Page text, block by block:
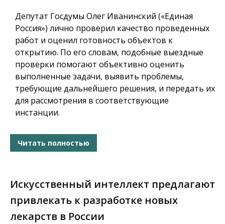
Депутат Госдумы Олег Иванинский («Единая
Россия») лично проверил качество проведенных
работ и оценил готовность объектов к
открытию. По его словам, подобные выездные
проверки помогают объективно оценить
выполненные задачи, выявить проблемы,
требующие дальнейшего решения, и передать их
для рассмотрения в соответствующие
инстанции.
Читать полностью
Искусственный интеллект предлагают
привлекать к разработке новых
лекарств в России